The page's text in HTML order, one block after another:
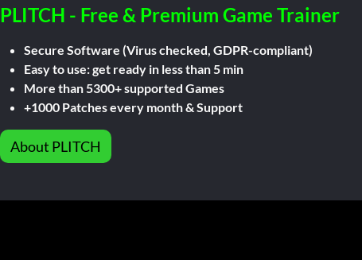
PLITCH - Free & Premium Game Trainer
Secure Software (Virus checked, GDPR-compliant)
Easy to use: get ready in less than 5 min
More than 5300+ supported Games
+1000 Patches every month & Support
About PLITCH